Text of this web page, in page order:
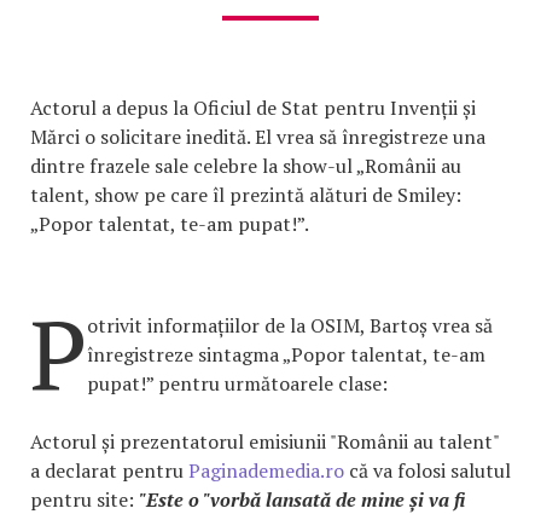
Actorul a depus la Oficiul de Stat pentru Invenții și
Mărci o solicitare inedită. El vrea să înregistreze una
dintre frazele sale celebre la show-ul „Românii au
talent, show pe care îl prezintă alături de Smiley:
„Popor talentat, te-am pupat!”.
Potrivit informațiilor de la OSIM, Bartoș vrea să
înregistreze sintagma „Popor talentat, te-am
pupat!” pentru următoarele clase:
Actorul și prezentatorul emisiunii "Românii au talent"
a declarat pentruPaginademedia.ro că va folosi salutul
pentru site: "Este o "vorbă lansată de mine și va fi